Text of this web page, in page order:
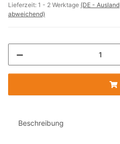
Lieferzeit: 1 - 2 Werktage (DE - Ausland
abweichend)
Beschreibung